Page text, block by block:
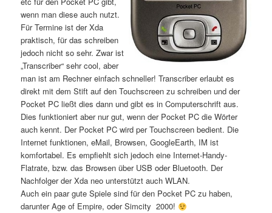
wenn man diese auch nutzt.
Für Termine ist der Xda
praktisch, für das schreiben
jedoch nicht so sehr. Zwar ist
„Transcriber“ sehr cool, aber
man ist am Rechner einfach schneller! Transcriber erlaubt es
direkt mit dem Stift auf den Touchscreen zu schreiben und der
Pocket PC ließt dies dann und gibt es in Computerschrift aus.
Dies funktioniert aber nur gut, wenn der Pocket PC die Wörter
auch kennt. Der Pocket PC wird per Touchscreen bedient. Die
Internet funktionen, eMail, Browsen, GoogleEarth, IM ist
komfortabel. Es empfiehlt sich jedoch eine Internet-Handy-
Flatrate, bzw. das Browsen über USB oder Bluetooth. Der
Nachfolger der Xda neo unterstützt auch WLAN.
Auch ein paar gute Spiele sind für den Pocket PC zu haben,
darunter Age of Empire, oder Simcity 2000!